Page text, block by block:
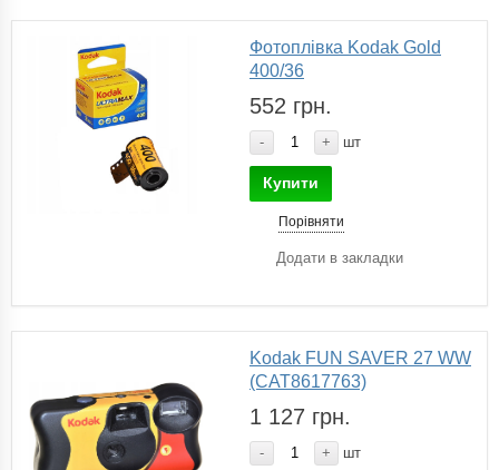
Фотоплівка Kodak Gold
400/36
552 грн.
- + шт
Купити
Порівняти
Додати в закладки
Kodak FUN SAVER 27 WW
(САТ8617763)
1 127 грн.
- + шт